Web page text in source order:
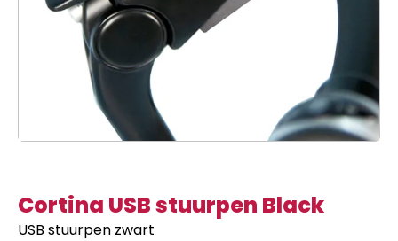
Cortina USB stuurpen Black
USB stuurpen zwart